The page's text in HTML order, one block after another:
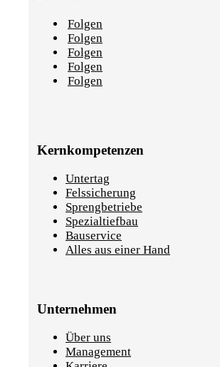
Folgen
Folgen
Folgen
Folgen
Folgen
Kernkompetenzen
Untertag
Felssicherung
Sprengbetriebe
Spezialtiefbau
Bauservice
Alles aus einer Hand
Unternehmen
Über uns
Management